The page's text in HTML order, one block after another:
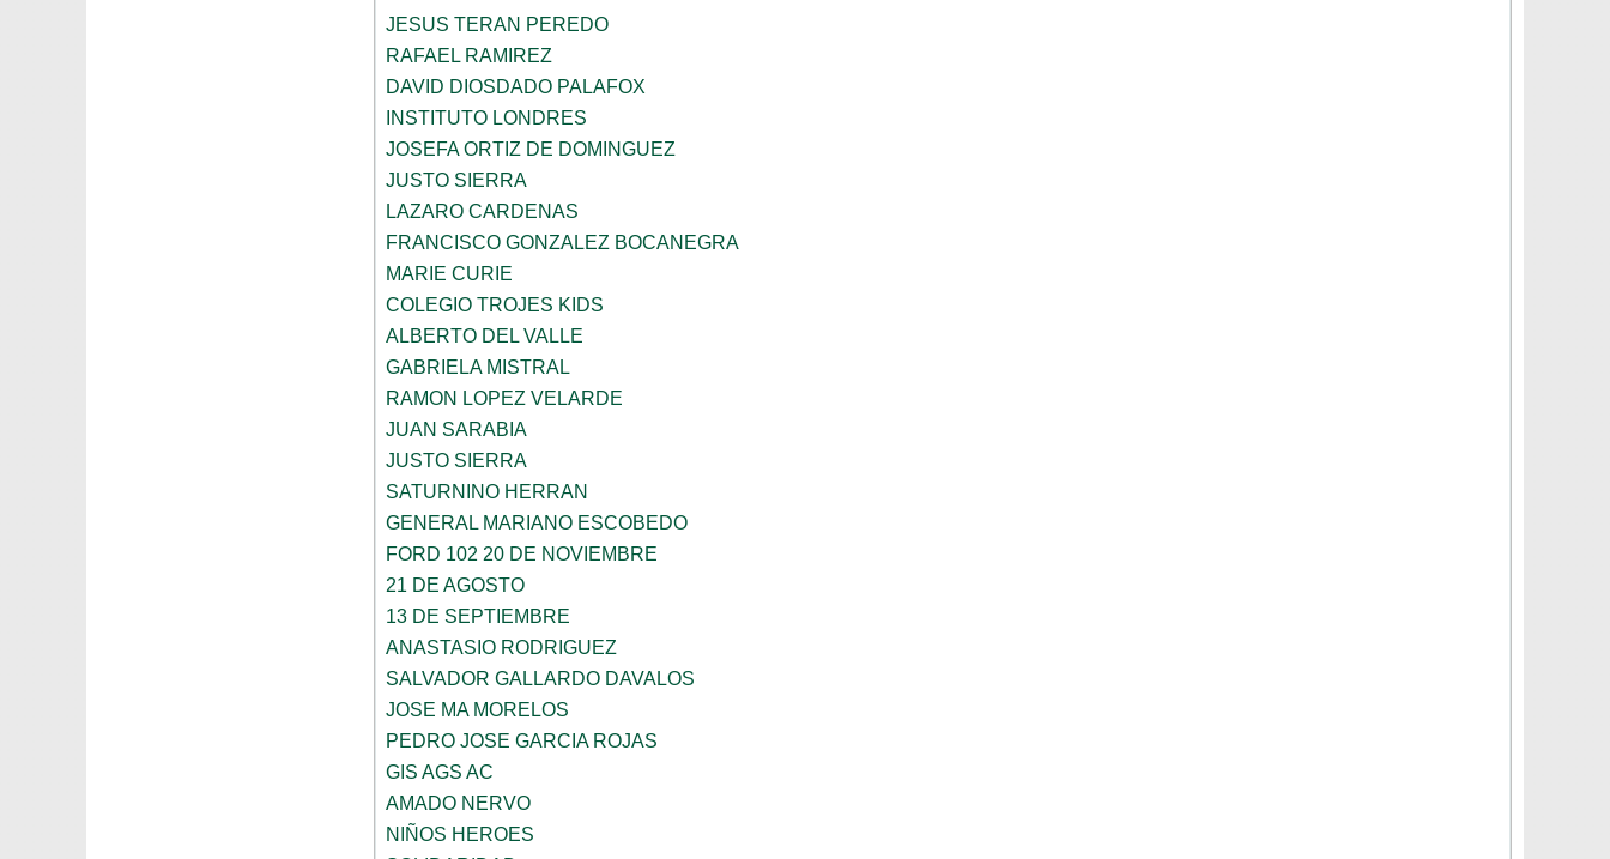
JESUS TERAN PEREDO
RAFAEL RAMIREZ
DAVID DIOSDADO PALAFOX
INSTITUTO LONDRES
JOSEFA ORTIZ DE DOMINGUEZ
JUSTO SIERRA
LAZARO CARDENAS
FRANCISCO GONZALEZ BOCANEGRA
MARIE CURIE
COLEGIO TROJES KIDS
ALBERTO DEL VALLE
GABRIELA MISTRAL
RAMON LOPEZ VELARDE
JUAN SARABIA
JUSTO SIERRA
SATURNINO HERRAN
GENERAL MARIANO ESCOBEDO
FORD 102 20 DE NOVIEMBRE
21 DE AGOSTO
13 DE SEPTIEMBRE
ANASTASIO RODRIGUEZ
SALVADOR GALLARDO DAVALOS
JOSE MA MORELOS
PEDRO JOSE GARCIA ROJAS
GIS AGS AC
AMADO NERVO
NIÑOS HEROES